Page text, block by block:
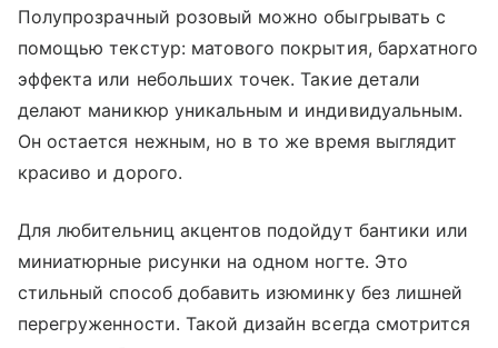
Полупрозрачный розовый можно обыгрывать с
помощью текстур: матового покрытия, бархатного
эффекта или небольших точек. Такие детали
делают маникюр уникальным и индивидуальным.
Он остается нежным, но в то же время выглядит
красиво и дорого.
Для любительниц акцентов подойдут бантики или
миниатюрные рисунки на одном ногте. Это
стильный способ добавить изюминку без лишней
перегруженности. Такой дизайн всегда смотрится